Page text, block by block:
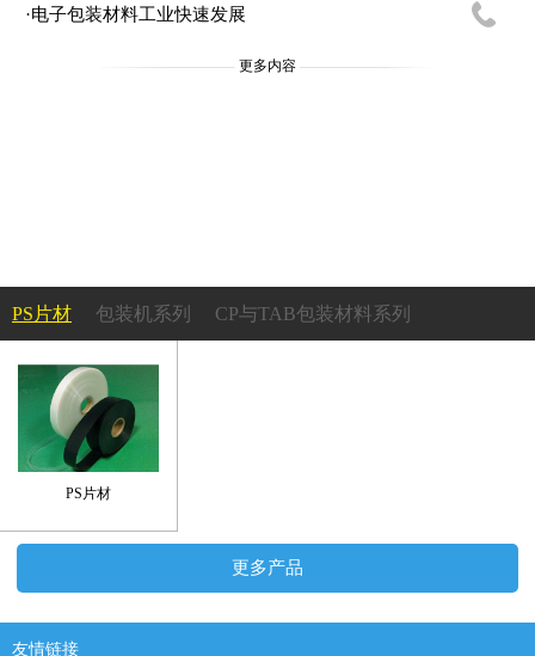
·电子包装材料工业快速发展
更多内容
PS片材 包装机系列 CP与TAB包装材料系列
成型机系列 PS吸塑托盘系列
承载带及上带系列
PS片材
更多产品
友情链接